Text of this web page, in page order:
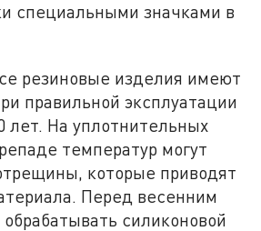
специальными значками в
резиновые изделия имеют
правильной эксплуатации
лет. На уплотнительных
температур могут
которые приводят
Перед весенним
силиконовой